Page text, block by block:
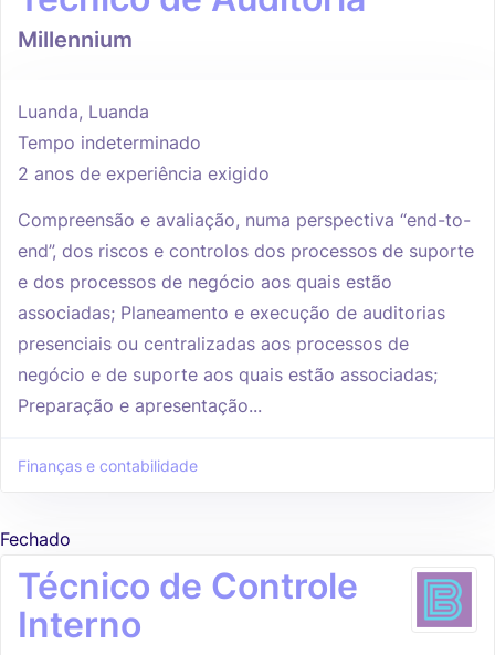
Millennium
Luanda, Luanda
Tempo indeterminado
2 anos de experiência exigido
Compreensão e avaliação, numa perspectiva “end-to-
end”, dos riscos e controlos dos processos de suporte
e dos processos de negócio aos quais estão
associadas; Planeamento e execução de auditorias
presenciais ou centralizadas aos processos de
negócio e de suporte aos quais estão associadas;
Preparação e apresentação...
Finanças e contabilidade
Fechado
Técnico de Controle
Interno